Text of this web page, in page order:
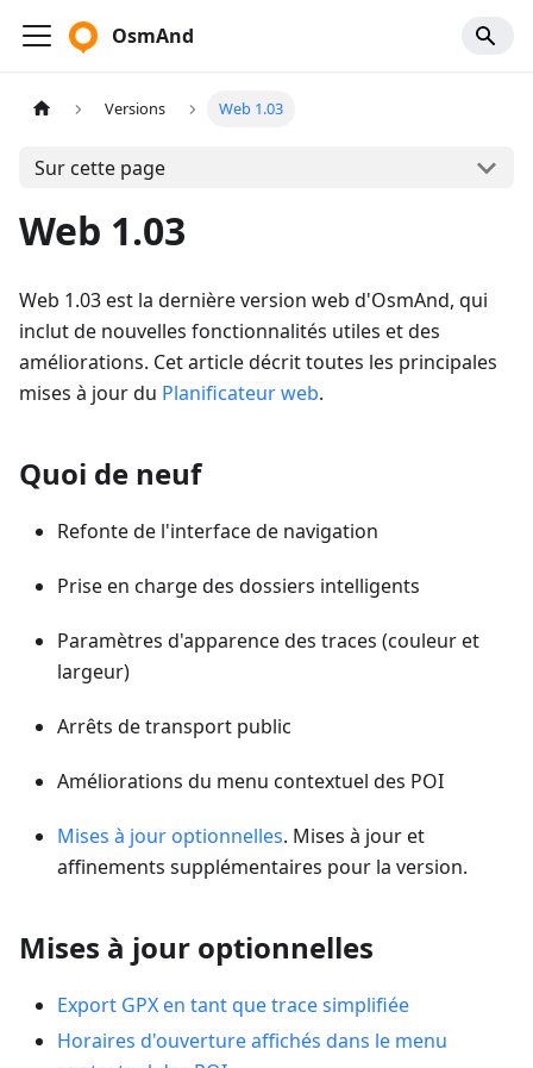
OsmAnd
Versions Web 1.03
Sur cette page
Web 1.03
Web 1.03 est la dernière version web d'OsmAnd, qui
inclut de nouvelles fonctionnalités utiles et des
améliorations. Cet article décrit toutes les principales
mises à jour du Planificateur web.
Quoi de neuf
Refonte de l'interface de navigation
Prise en charge des dossiers intelligents
Paramètres d'apparence des traces (couleur et
largeur)
Arrêts de transport public
Améliorations du menu contextuel des POI
Mises à jour optionnelles. Mises à jour et
affinements supplémentaires pour la version.
Mises à jour optionnelles
Export GPX en tant que trace simplifiée
Horaires d'ouverture affichés dans le menu